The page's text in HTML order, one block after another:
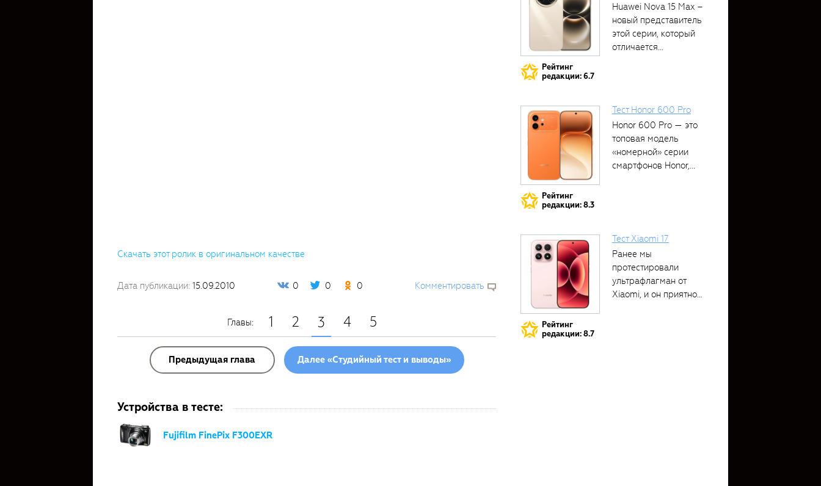
Скачать этот ролик в оригинальном качестве
Дата публикации: 15.09.2010 0 0 0 Комментировать
Главы: 1 2 3 4 5
Предыдущая глава Далее «Студийный тест и выводы»
Устройства в тесте:
Fujifilm FinePix F300EXR
Рейтинг
редакции: 6.7
Huawei Nova 15 Max –
новый представитель
этой серии, который
отличается...
Рейтинг
редакции: 8.3
Тест Honor 600 Pro
Honor 600 Pro — это
топовая модель
«номерной» серии
смартфонов Honor,...
Рейтинг
редакции: 8.7
Тест Xiaomi 17
Ранее мы
протестировали
ультрафлагман от
Xiaomi, и он приятно